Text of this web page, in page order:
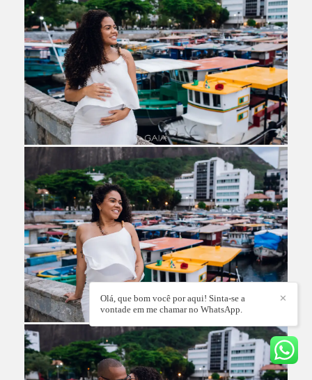
✕
Olá, que bom você por aqui! Sinta-se a
vontade em me chamar no WhatsApp.